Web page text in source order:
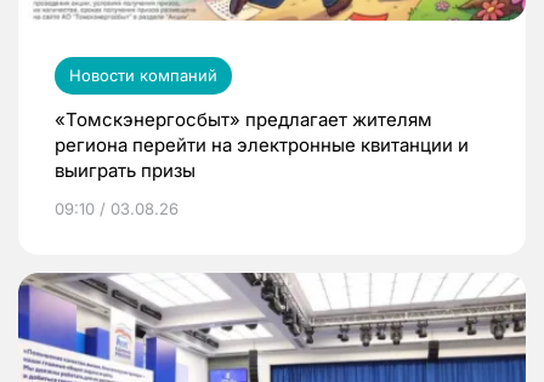
Новости компаний
«Томскэнергосбыт» предлагает жителям
региона перейти на электронные квитанции и
выиграть призы
09:10 / 03.08.26